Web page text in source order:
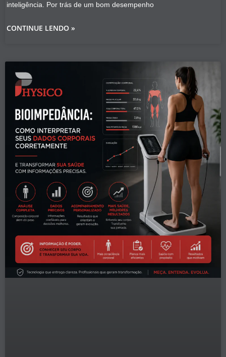
inteligência. Por trás de um bom desempenho
CONTINUE LENDO »